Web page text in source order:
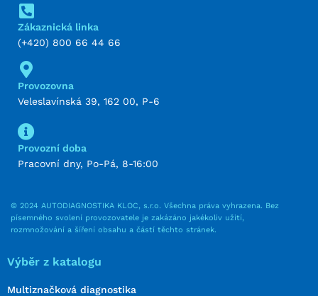
Zákaznická linka
(+420) 800 66 44 66
Provozovna
Veleslavínská 39, 162 00, P-6
Provozní doba
Pracovní dny, Po-Pá, 8-16:00
© 2024 AUTODIAGNOSTIKA KLOC, s.r.o. Všechna práva vyhrazena. Bez
písemného svolení provozovatele je zakázáno jakékoliv užití,
rozmnožování a šíření obsahu a částí těchto stránek.
Výběr z katalogu
Multiznačková diagnostika